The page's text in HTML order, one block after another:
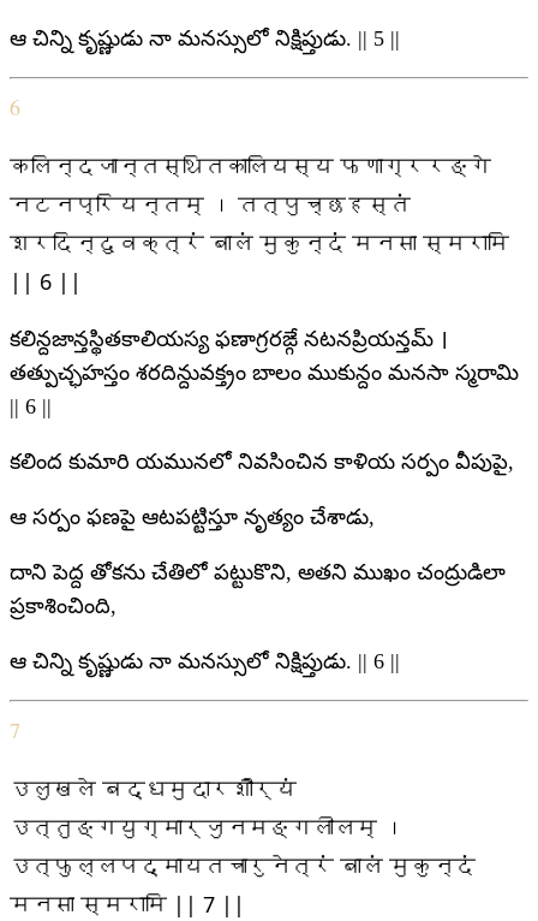
ఆ చిన్ని కృష్ణుడు నా మనస్సులో నిక్షిప్తుడు. || 5 ||
6
कलिन्दजान्तस्थितकालियस्य फणाग्ररङ्गे
नटनप्रियन्तम् । तत्पुच्छहस्तं
शरदिन्दुवक्त्रं बालं मुकुन्दं मनसा स्मरामि
|| 6 ||
కలిన్దజాన్తస్థితకాలియస్య ఫణాగ్రరఙ్గే నటనప్రియన్తమ్ ।
తత్పుచ్ఛహస్తం శరదిన్దువక్త్రం బాలం ముకున్దం మనసా స్మరామి
|| 6 ||
కలింద కుమారి యమునలో నివసించిన కాళియ సర్పం వీపుపై,
ఆ సర్పం ఫణపై ఆటపట్టిస్తూ నృత్యం చేశాడు,
దాని పెద్ద తోకను చేతిలో పట్టుకొని, అతని ముఖం చంద్రుడిలా
ప్రకాశించింది,
ఆ చిన్ని కృష్ణుడు నా మనస్సులో నిక్షిప్తుడు. || 6 ||
7
उलुखले बद्धमुदारशौर्यं
उत्तुङ्गयुग्मार्जुनमङ्गलीलम् ।
उत्फुल्लपद्मायतचारुनेत्रं बालं मुकुन्दं
मनसा स्मरामि || 7 ||